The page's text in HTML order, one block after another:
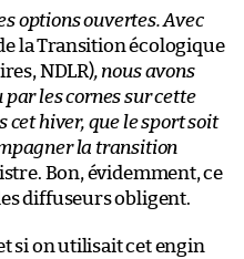
options ouvertes. Avec
la Transition écologique
NDLR), nous avons
les cornes sur cette
cet hiver, que le sport soit
la transition
Bon, évidemment, ce
diffuseurs obligent.
si on utilisait cet engin